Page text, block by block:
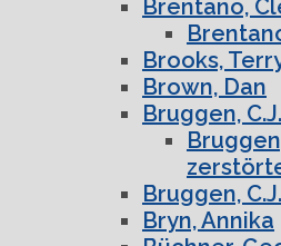
Brentano,
Brooks,
Brown, Dan
Bruggen,
Bruggen,
Bryn, Annika